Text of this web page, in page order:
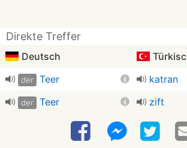
Direkte Treffer
Deutsch
der Teer katran
der Teer zift